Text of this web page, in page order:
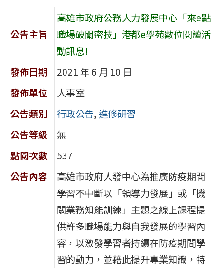
公告主旨
高雄市政府公務人力發展中心「來e點
職場破關密技」港都e學苑數位閱讀活
動訊息!
發佈日期
2021 年 6 月 10 日
發佈單位
人事室
公告類別
行政公告,進修研習
公告等級
無
點閱次數
537
公告內容
高雄市政府人發中心為推廣防疫期間
學習不中斷以「領導力發展」或「機
關業務知能訓練」主題之線上課程提
供許多職場能力與自我發展的學習內
容，以激發學習者持續在防疫期間學
習的動力，並藉此提升專業知識，特